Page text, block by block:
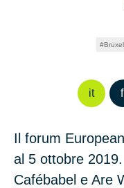
it
Il forum
al 5 ottobre
Cafébabel e Are